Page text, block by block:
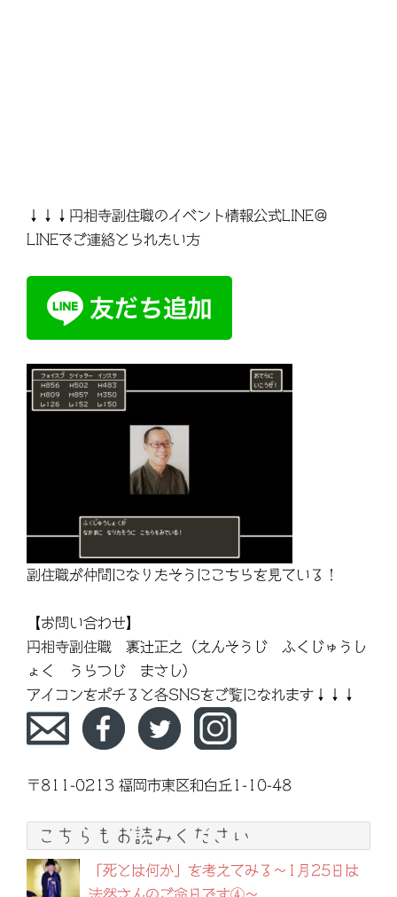
↓↓↓円相寺副住職のイベント情報公式LINE＠
LINEでご連絡とられたい方
副住職が仲間になりたそうにこちらを見ている！
【お問い合わせ】
円相寺副住職 裏辻正之（えんそうじ ふくじゅうし
ょく うらつじ まさし）
アイコンをポチると各SNSをご覧になれます↓↓↓
〒811-0213 福岡市東区和白丘1-10-48
こちらもお読みください
「死とは何か」を考えてみる～1月25日は